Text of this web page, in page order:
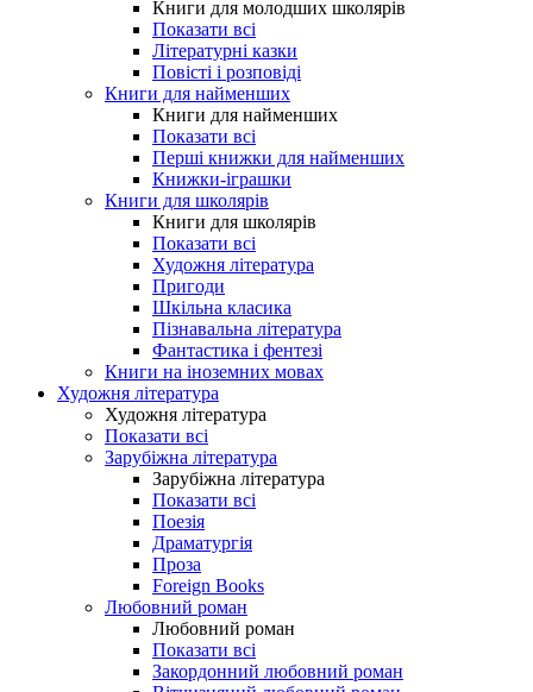
Книги для молодших школярів
Показати всі
Літературні казки
Повісті і розповіді
Книги для найменших
Книги для найменших
Показати всі
Перші книжки для найменших
Книжки-іграшки
Книги для школярів
Книги для школярів
Показати всі
Художня література
Пригоди
Шкільна класика
Пізнавальна література
Фантастика і фентезі
Книги на іноземних мовах
Художня література
Художня література
Показати всі
Зарубіжна література
Зарубіжна література
Показати всі
Поезія
Драматургія
Проза
Foreign Books
Любовний роман
Любовний роман
Показати всі
Закордонний любовний роман